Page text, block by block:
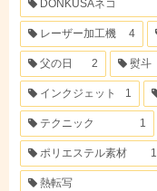
DONKUSAネコ
レーザー加工機 4
父の日 2 熨斗
インクジェット 1
テクニック 1
ポリエステル素材 1
熱転写